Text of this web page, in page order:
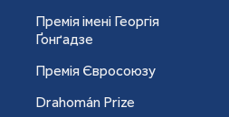
Премія імені Георгія
Ґонґадзе
Премія Євросоюзу
Drahomán Prize